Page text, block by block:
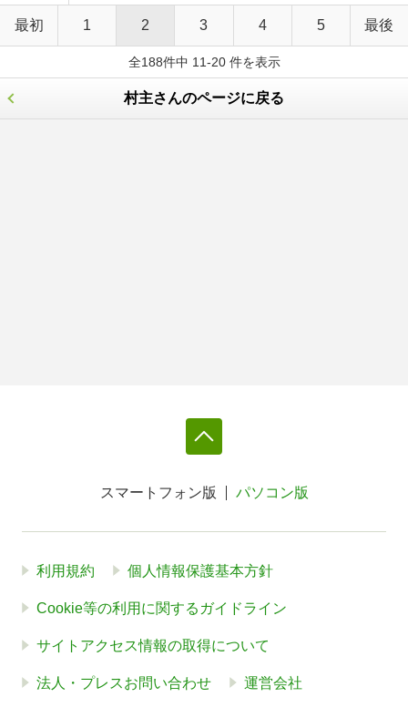
最初 1 2 3 4 5 最後
全188件中 11-20 件を表示
村主さんのページに戻る
スマートフォン版 パソコン版
利用規約 個人情報保護基本方針
Cookie等の利用に関するガイドライン
サイトアクセス情報の取得について
法人・プレスお問い合わせ 運営会社